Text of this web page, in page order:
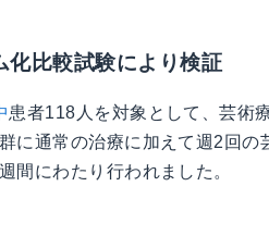
比較試験により検証
患者118人を対象として、芸術
に通常の治療に加えて週2回の
間にわたり行われました。